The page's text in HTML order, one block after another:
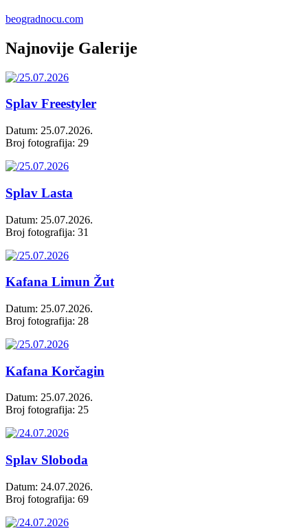
beogradnocu.com
Najnovije Galerije
Splav Freestyler
Datum: 25.07.2026.
Broj fotografija: 29
Splav Lasta
Datum: 25.07.2026.
Broj fotografija: 31
Kafana Limun Žut
Datum: 25.07.2026.
Broj fotografija: 28
Kafana Korčagin
Datum: 25.07.2026.
Broj fotografija: 25
Splav Sloboda
Datum: 24.07.2026.
Broj fotografija: 69